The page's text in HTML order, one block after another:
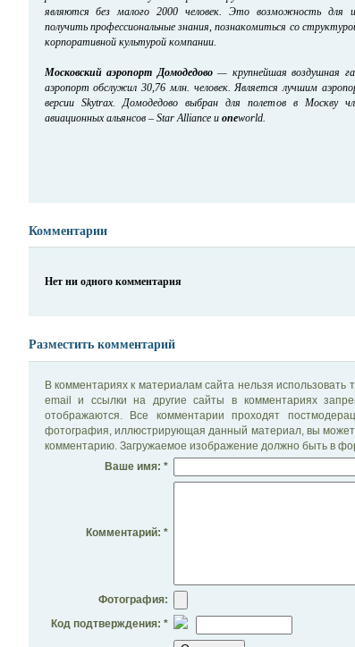
являются без малого 2000 человек. Это возможность для
получить профессиональные знания, познакомиться со
корпоративной культурой компании.
Московский аэропорт Домодедово— крупнейшая воздушная
аэропорт обслужил 30,76 млн. человек. Является лучшим
версии Skytrax. Домодедово выбран для полетов в Москву
авиационных альянсов – Star Alliance иoneworld.
Комментарии
Нет ни одного комментария
Разместить комментарий
В комментариях к материалам сайта нельзя использовать
email и ссылки на другие сайты в комментариях
отображаются. Все комментарии проходят
фотография, иллюстрирующая данный материал, вы
комментарию. Загружаемое изображение должно быть в
Ваше имя: *
Комментарий: *
Фотография:
Код подтверждения: *